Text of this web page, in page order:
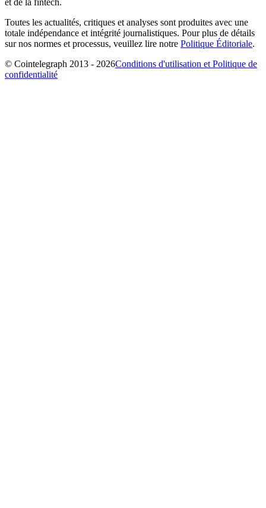
Toutes les actualités, critiques et analyses sont produites avec une
totale indépendance et intégrité journalistiques. Pour plus de détails
sur nos normes et processus, veuillez lire notre Politique Éditoriale.
© Cointelegraph 2013 - 2026Conditions d'utilisation et Politique de
confidentialité